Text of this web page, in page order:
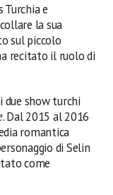
e
la sua
sul piccolo
recitato il ruolo di
due show turchi
. Dal 2015 al 2016
romantica
di Selin
come